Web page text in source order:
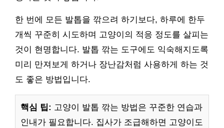
한 번에 모든 발톱을 깎으려 하기보다, 하루에 한두
개씩 꾸준히 시도하며 고양이의 적응 정도를 살피는
것이 현명합니다. 발톱 깎는 도구에도 익숙해지도록
미리 만져보게 하거나 장난감처럼 사용하게 하는 것
도 좋은 방법입니다.
핵심 팁: 고양이 발톱 깎는 방법은 꾸준한 연습과
인내가 필요합니다. 집사가 조급해하면 고양이도